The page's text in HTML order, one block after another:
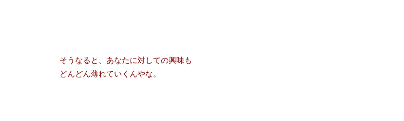
そうなると、あなたに対しての興味も
どんどん薄れていくんやな。